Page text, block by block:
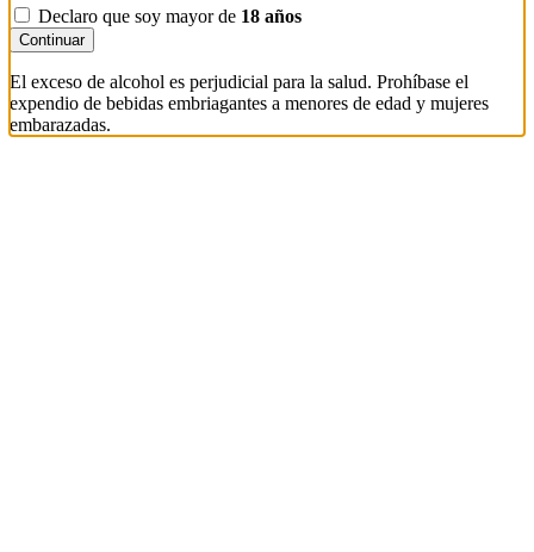
Declaro que soy mayor de 18 años
Continuar
El exceso de alcohol es perjudicial para la salud. Prohíbase el
expendio de bebidas embriagantes a menores de edad y mujeres
embarazadas.